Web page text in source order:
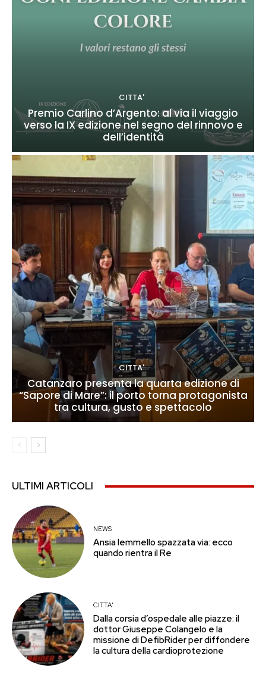
CITTA'
Premio Carlino d’Argento: al via il viaggio
verso la IX edizione nel segno del rinnovo e
dell’identità
CITTA'
Catanzaro presenta la quarta edizione di
“Sapore di Mare”: il porto torna protagonista
tra cultura, gusto e spettacolo
ULTIMI ARTICOLI
NEWS
Ansia Iemmello spazzata via: ecco
quando rientra il Re
CITTA'
Dalla corsia d’ospedale alle piazze: il
dottor Giuseppe Colangelo e la
missione di DefibRider per diffondere
la cultura della cardioprotezione